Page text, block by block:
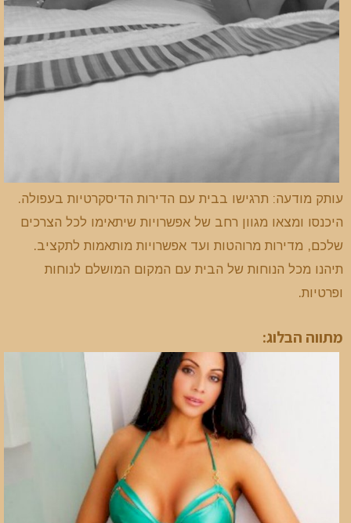
עותק מודעה: תרגישו בבית עם הדירות הדיסקרטיות בעפולה.
היכנסו ומצאו מגוון רחב של אפשרויות שיתאימו לכל הצרכים
שלכם, מדירות מרוהטות ועד אפשרויות מותאמות לתקציב.
תיהנו מכל הנוחות של הבית עם המקום המושלם לנוחות
ופרטיות.
מתווה הבלוג: